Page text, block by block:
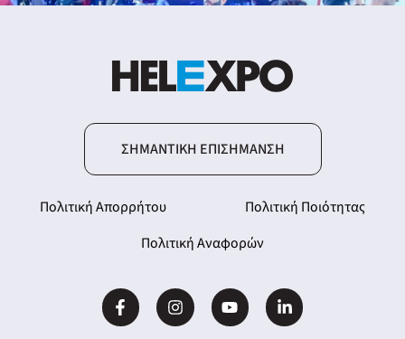
ΣΗΜΑΝΤΙΚΉ ΕΠΙΣΉΜΑΝΣΗ
Πολιτική Απορρήτου
Πολιτική Ποιότητας
Πολιτική Αναφορών